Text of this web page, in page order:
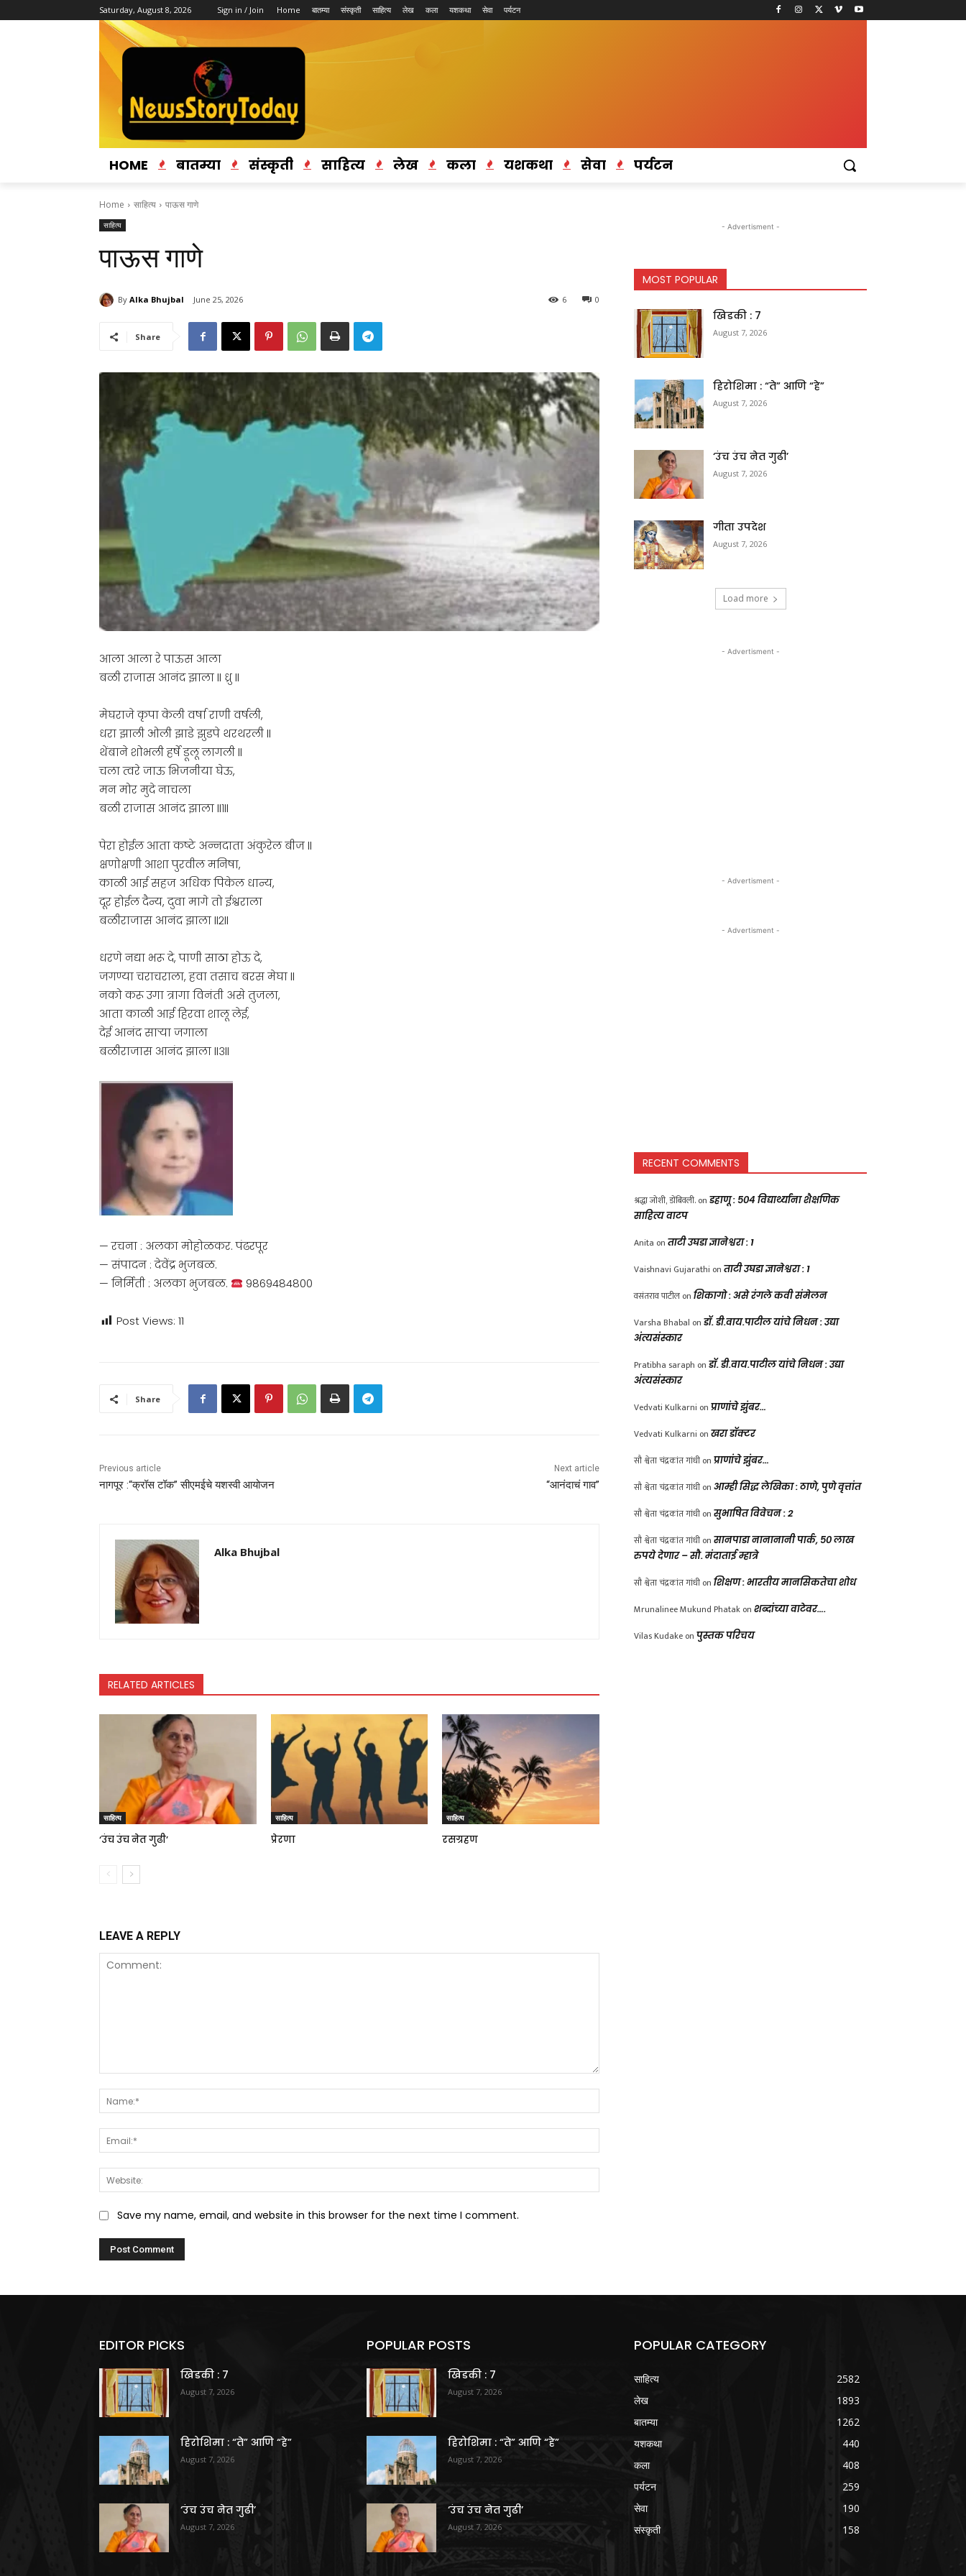
Saturday, August 8, 2026 Sign in / Join Home बातम्या संस्कृती साहित्य लेख कला यशकथा सेवा पर्यटन
HOME बातम्या संस्कृती साहित्य लेख कला यशकथा सेवा पर्यटन
Home साहित्य पाऊस गाणे
साहित्य
पाऊस गाणे
By Alka Bhujbal June 25, 2026 0
6
Share
आला आला रे पाऊस आला
बळी राजास आनंद झाला ll ध्रु ll
मेघराजे कृपा केली वर्षा राणी वर्षली,
धरा झाली ओली झाडे झुडपे थरथरली ll
थेंबाने शोभली हर्षे डूलू लागली ll
चला त्वरे जाऊ भिजनीया घेऊ,
मन मोर मुदे नाचला
बळी राजास आनंद झाला ll१ll
पेरा होईल आता कष्टे अन्नदाता अंकुरेल बीज ll
क्षणोक्षणी आशा पुरवील मनिषा,
काळी आई सहज अधिक पिकेल धान्य,
दूर होईल दैन्य, दुवा मागे तो ईश्वराला
बळीराजास आनंद झाला ll२ll
धरणे नद्या भरू दे, पाणी साठा होऊ दे,
जगण्या चराचराला, हवा तसाच बरस मेघा ll
नको करू उगा त्रागा विनंती असे तुजला,
आता काळी आई हिरवा शालू लेई,
देई आनंद साऱ्या जगाला
बळीराजास आनंद झाला ll३ll
— रचना : अलका मोहोळकर. पंढरपूर
— संपादन : देवेंद्र भुजबळ.
— निर्मिती : अलका भुजबळ.
9869484800
Post Views: 11
Share
Previous article
नागपूर :“क्रॉस टॉक” सीएमईचे यशस्वी आयोजन
Next article
“आनंदाचं गाव”
Alka Bhujbal
RELATED ARTICLES
साहित्य
‘उंच उंच नेत गुढी’
साहित्य
प्रेरणा
साहित्य
रसग्रहण
LEAVE A REPLY
Save my name, email, and website in this browser for the next time I comment.
- Advertisment -
MOST POPULAR
खिडकी : 7
August 7, 2026
हिरोशिमा : “ते” आणि “हे”
August 7, 2026
‘उंच उंच नेत गुढी’
August 7, 2026
गीता उपदेश
August 7, 2026
Load more
- Advertisment -
- Advertisment -
- Advertisment -
RECENT COMMENTS
श्रद्धा जोशी, डोंबिवली. on डहाणू : ५०४ विद्यार्थ्यांना शैक्षणिक
साहित्य वाटप
Anita on ताटी उघडा ज्ञानेश्वरा : 1
Vaishnavi Gujarathi on ताटी उघडा ज्ञानेश्वरा : 1
वसंतराव पाटील on शिकागो : असे रंगले कवी संमेलन
Varsha Bhabal on डॉ. डी.वाय.पाटील यांचे निधन : उद्या
अंत्यसंस्कार
Pratibha saraph on डॉ. डी.वाय.पाटील यांचे निधन : उद्या
अंत्यसंस्कार
Vedvati Kulkarni on प्राणांचे झुंबर…
Vedvati Kulkarni on खरा डॉक्टर
सौ श्वेता चंद्रकांत गांधी on प्राणांचे झुंबर…
सौ श्वेता चंद्रकांत गांधी on आम्ही सिद्ध लेखिका : ठाणे, पुणे वृत्तांत
सौ श्वेता चंद्रकांत गांधी on सुभाषित विवेचन : 2
सौ श्वेता चंद्रकांत गांधी on सानपाडा नानानानी पार्क, ५० लाख
रुपये देणार – सौ. मंदाताई म्हात्रे
सौ श्वेता चंद्रकांत गांधी on शिक्षण : भारतीय मानसिकतेचा शोध
Mrunalinee Mukund Phatak on शब्दांच्या वाटेवर….
Vilas Kudake on पुस्तक परिचय
EDITOR PICKS
खिडकी : 7
August 7, 2026
हिरोशिमा : “ते” आणि “हे”
August 7, 2026
‘उंच उंच नेत गुढी’
August 7, 2026
POPULAR POSTS
खिडकी : 7
August 7, 2026
हिरोशिमा : “ते” आणि “हे”
August 7, 2026
‘उंच उंच नेत गुढी’
August 7, 2026
POPULAR CATEGORY
साहित्य
2582
लेख
1893
बातम्या
1262
यशकथा
440
कला
408
पर्यटन
259
सेवा
190
संस्कृती
158